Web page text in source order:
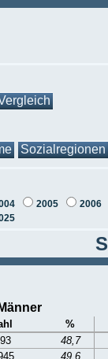
Sozialregionen
2005
2006
Männer
%
48,7
49,6